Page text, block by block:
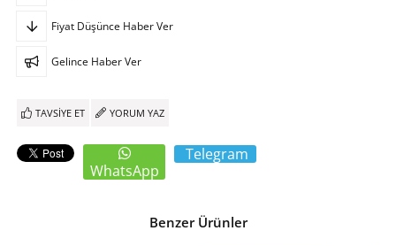
Fiyat Düşünce Haber Ver
Gelince Haber Ver
TAVSIYE ET YORUM YAZ
WhatsApp
Telegram
Benzer Ürünler